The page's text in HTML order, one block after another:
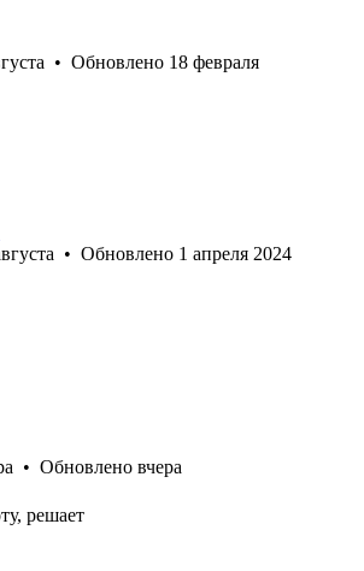
• Обновлено 18 февраля
• Обновлено 1 апреля 2024
• Обновлено вчера
решает